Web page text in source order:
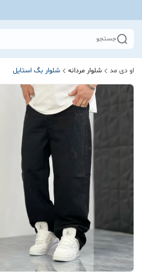
جستجو
او دی مد شلوار مردانه شلوار بگ استایل